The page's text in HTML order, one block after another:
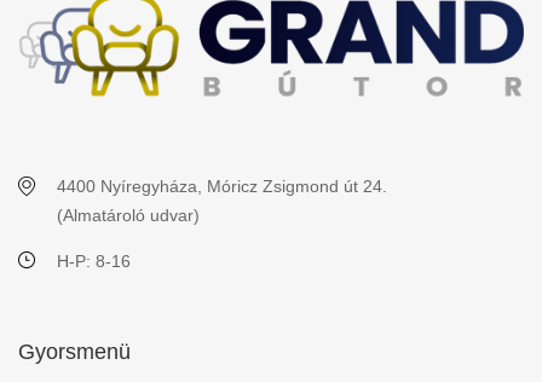
4400 Nyíregyháza, Móricz Zsigmond út 24.
(Almatároló udvar)
H-P: 8-16
Gyorsmenü